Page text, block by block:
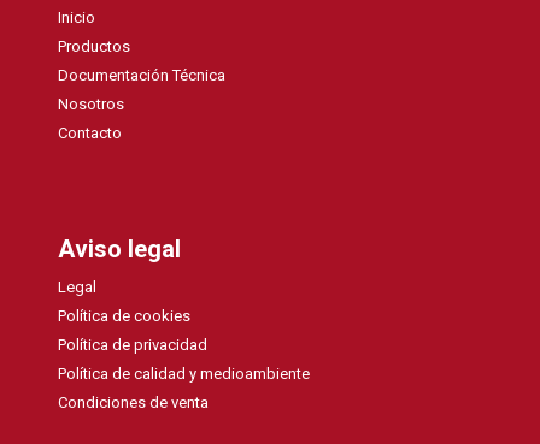
Inicio
Productos
Documentación Técnica
Nosotros
Contacto
Aviso legal
Legal
Política de cookies
Política de privacidad
Política de calidad y medioambiente
Condiciones de venta